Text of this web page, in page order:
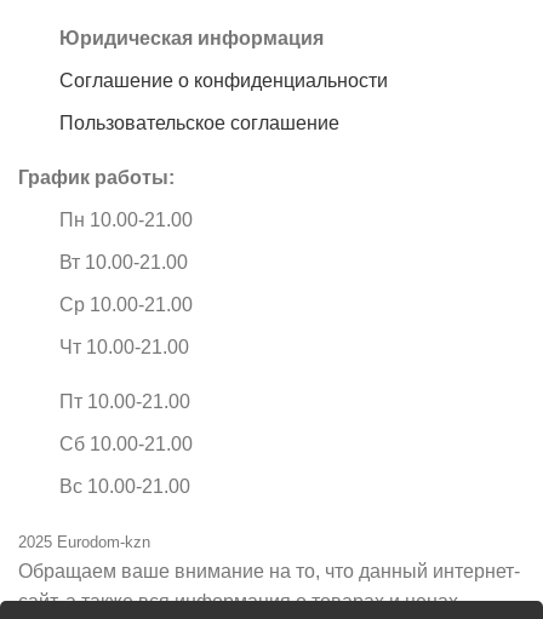
Юридическая информация
Соглашение о конфиденциальности
Пользовательское соглашение
График работы:
Пн 10.00-21.00
Вт 10.00-21.00
Ср 10.00-21.00
Чт 10.00-21.00
Пт 10.00-21.00
Сб 10.00-21.00
Вс 10.00-21.00
2025 Eurodom-kzn
Обращаем ваше внимание на то, что данный интернет-
сайт, а также вся информация о товарах и ценах,